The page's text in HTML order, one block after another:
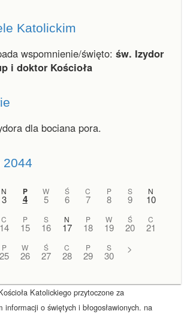
Katolickim
wspomnienie/święto: św. Izydor
i doktor Kościoła
dla bociana pora.
2044
N
3
P
4
W
5
Ś
6
C
7
P
8
S
9
N
10
C
14
P
15
S
16
N
17
P
18
W
19
Ś
20
C
21
P
25
W
26
Ś
27
C
28
P
29
S
30
>
Katolickiego przytoczone za
informacji o świętych i błogosławionych. na